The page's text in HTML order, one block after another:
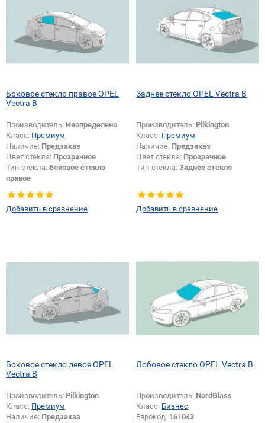
Боковое стекло правое OPEL
Vectra B
Производитель: Неопределено
Класс: Премиум
Наличие: Предзаказ
Цвет стекла: Прозрачное
Тип стекла: Боковое стекло
правое
Добавить в сравнение
Заднее стекло OPEL Vectra B
Производитель: Pilkington
Класс: Премиум
Наличие: Предзаказ
Цвет стекла: Прозрачное
Тип стекла:Заднее стекло
Добавить в сравнение
Боковое стекло левое OPEL
Vectra B
Производитель: Pilkington
Класс: Премиум
Наличие: Предзаказ
Лобовое стекло OPEL Vectra B
Производитель: NordGlass
Класс: Бизнес
Еврокод: 161043